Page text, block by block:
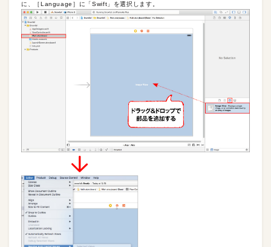
に、［Language］に「Swift」を選択します。